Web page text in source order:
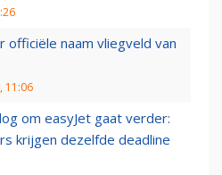
officiële naam vliegveld van
11:06
om easyJet gaat verder:
krijgen dezelfde deadline